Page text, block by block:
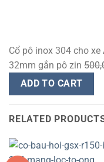
Cổ pô inox 304 cho
32mm gắn pô zin
ADD TO CART
RELATED